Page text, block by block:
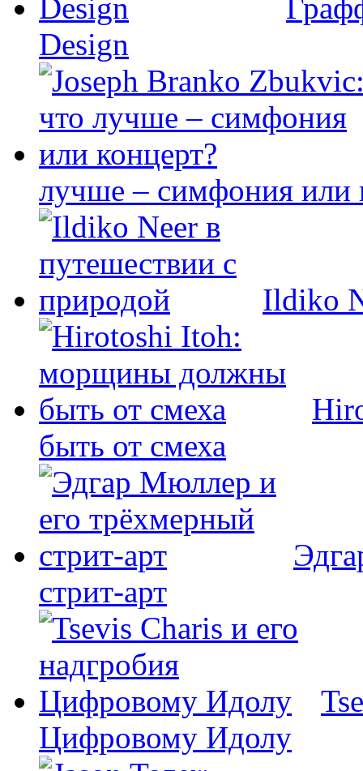
Design
лучше – симфония или
Ildiko
быть от смеха
стрит-арт
Цифровому Идолу